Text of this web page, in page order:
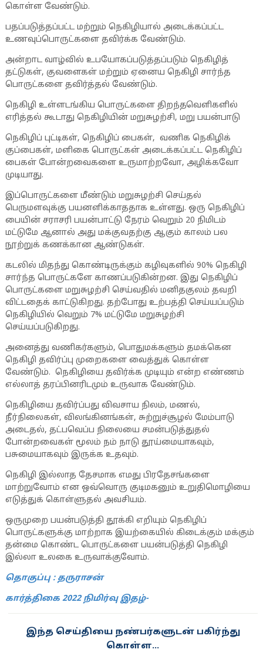
கொள்ள வேண்டும்.
பதப்படுத்தப்பட்ட மற்றும் நெகிழியால் அடைக்கப்பட்ட
உணவுப்பொருட்களை தவிர்க்க வேண்டும்.
அன்றாட வாழ்வில் உபயோகப்படுத்தப்படும் நெகிழித்
தட்டுகள், குவளைகள் மற்றும் ஏனைய நெகிழி சார்ந்த
பொருட்களை தவிர்த்தல் வேண்டும்.
நெகிழி உள்ளடங்கிய பொருட்களை திறந்தவெளிகளில்
எரித்தல் கூடாது நெகிழியின் மறுசுழற்சி, மறு பயன்பாடு
நெகிழிப் புட்டிகள், நெகிழிப் பைகள், வணிக நெகிழிக்
குப்பைகள், மளிகை பொருட்கள் அடைக்கப்பட்ட நெகிழிப்
பைகள் போன்றவைகளை உருமாற்றவோ, அழிக்கவோ
முடியாது.
இப்பொருட்களை மீண்டும் மறுசுழற்சி செய்தல்
பெருமளவுக்கு பயனளிக்காததாக உள்ளது. ஒரு நெகிழிப்
பையின் சராசரி பயன்பாட்டு நேரம் வெறும் 20 நிமிடம்
மட்டுமே ஆனால் அது மக்குவதற்கு ஆகும் காலம் பல
நூற்றுக் கணக்கான ஆண்டுகள்.
கடலில் மிதந்து கொண்டிருக்கும் கழிவுகளில் 90% நெகிழி
சார்ந்த பொருட்களே காணப்படுகின்றன. இது நெகிழிப்
பொருட்களை மறுசுழற்சி செய்வதில் மனிதகுலம் தவறி
விட்டதைக் காட்டுகிறது. தற்போது உற்பத்தி செய்யப்படும்
நெகிழியில் வெறும் 7% மட்டுமே மறுசுழற்சி
செய்யப்படுகிறது.
அனைத்து வணிகர்களும், பொதுமக்களும் தமக்கென
நெகிழி தவிர்ப்பு முறைகளை வைத்துக் கொள்ள
வேண்டும். நெகிழியை தவிர்க்க முடியும் என்ற எண்ணம்
எல்லாத் தரப்பினரிடமும் உருவாக வேண்டும்.
நெகிழியை தவிர்ப்பது விவசாய நிலம், மணல்,
நீர்நிலைகள், விலங்கினங்கள், சுற்றுச்சூழல் மேம்பாடு
அடைதல், தட்பவெப்ப நிலையை சமன்படுத்துதல்
போன்றவைகள் மூலம் நம் நாடு தூய்மையாகவும்,
பசுமையாகவும் இருக்க உதவும்.
நெகிழி இல்லாத தேசமாக எமது பிரதேசங்களை
மாற்றுவோம் என ஒவ்வொரு குடிமகனும் உறுதிமொழியை
எடுத்துக் கொள்ளுதல் அவசியம்.
ஒருமுறை பயன்படுத்தி தூக்கி எறியும் நெகிழிப்
பொருட்களுக்கு மாற்றாக இயற்கையில் கிடைக்கும் மக்கும்
தன்மை கொண்ட பொருட்களை பயன்படுத்தி நெகிழி
இல்லா உலகை உருவாக்குவோம்.
தொகுப்பு : தருராசன்
கார்த்திகை 2022 நிமிர்வு இதழ்-
இந்த செய்தியை நண்பர்களுடன் பகிர்ந்து
கொள்ள...